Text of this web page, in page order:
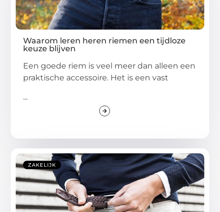
Waarom leren heren riemen een tijdloze
keuze blijven
Een goede riem is veel meer dan alleen een
praktische accessoire. Het is een vast
...
ZAKELIJK